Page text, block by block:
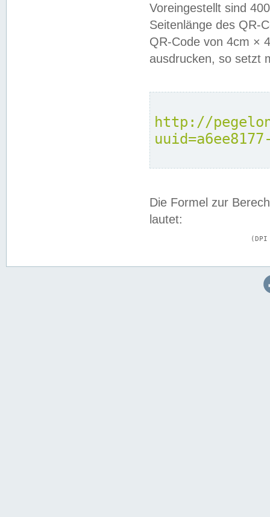
Voreingestellt sind
Seitenlänge des QR-
QR-Code von 4cm ×
ausdrucken, so setzt
http://
Die Formel zur
lautet: